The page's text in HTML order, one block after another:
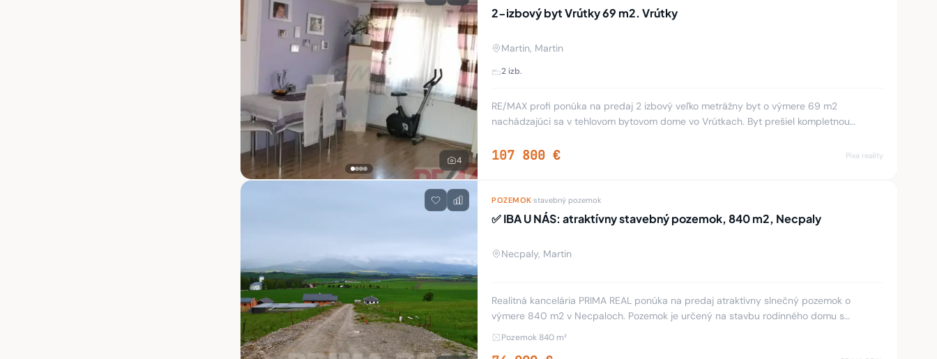
4
2-izbový byt Vrútky 69 m2. Vrútky
Martin, Martin
2 izb.
RE/MAX profi ponúka na predaj 2 izbový veľko metrážny byt o výmere 69 m2
nachádzajúci sa v tehlovom bytovom dome vo Vrútkach. Byt prešiel kompletnou
107 800 € Pixa reality
POZEMOK stavebný pozemok
✅ IBA U NÁS: atraktívny stavebný pozemok, 840 m2, Necpaly
Necpaly, Martin
Realitná kancelária PRIMA REAL ponúka na predaj atraktívny slnečný pozemok o
výmere 840 m2 v Necpaloch. Pozemok je určený na stavbu rodinného domu s
pripojením na verejnú kanalizáciu, verejný vodovod
Pozemok 840 m²